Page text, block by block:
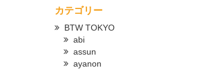
カテゴリー
BTW TOKYO
abi
assun
ayanon